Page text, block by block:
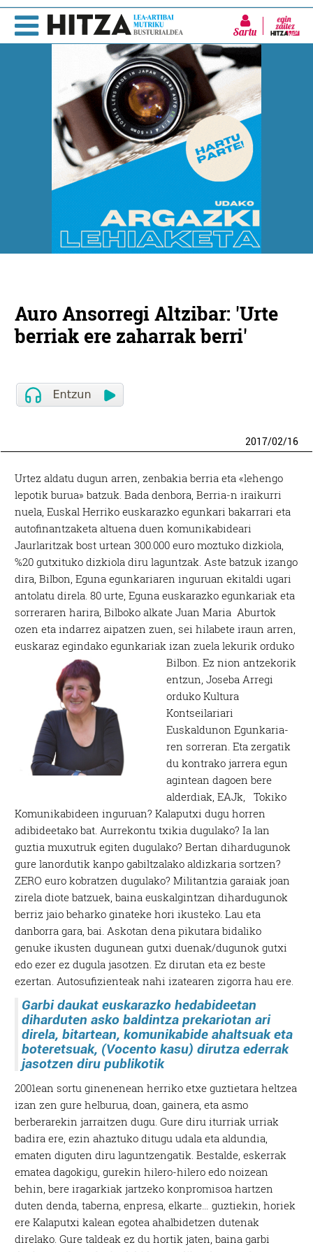
Sartu
Auro Ansorregi Altzibar: 'Urte
berriak ere zaharrak berri'
2017/02/16
Urtez aldatu dugun arren, zenbakia berria eta «lehengo
lepotik burua» batzuk. Bada denbora, Berria-n iraikurri
nuela, Euskal Herriko euskarazko egunkari bakarrari eta
autofinantzaketa altuena duen komunikabideari
Jaurlaritzak bost urtean 300.000 euro moztuko dizkiola,
%20 gutxituko dizkiola diru laguntzak. Aste batzuk izango
dira, Bilbon, Eguna egunkariaren inguruan ekitaldi ugari
antolatu direla. 80 urte, Eguna euskarazko egunkariak eta
sorreraren harira, Bilboko alkate Juan Maria Aburtok
ozen eta indarrez aipatzen zuen, sei hilabete iraun arren,
euskaraz egindako egunkariak izan zuela lekurik orduko
Bilbon.Ez nion antzekorik
entzun, Joseba Arregi
orduko Kultura
Kontseilariari
Euskaldunon Egunkaria-
ren sorreran. Eta zergatik
du kontrako jarrera egun
agintean dagoen bere
alderdiak, EAJk, Tokiko
Komunikabideen inguruan? Kalaputxi dugu horren
adibideetako bat. Aurrekontu txikia dugulako? Ia lan
guztia muxutruk egiten dugulako? Bertan dihardugunok
gure lanordutik kanpo gabiltzalako aldizkaria sortzen?
ZERO euro kobratzen dugulako? Militantzia garaiak joan
zirela diote batzuek, baina euskalgintzan dihardugunok
berriz jaio beharko ginateke hori ikusteko. Lau eta
danborra gara, bai. Askotan dena pikutara bidaliko
genuke ikusten dugunean gutxi duenak/dugunok gutxi
edo ezer ez dugula jasotzen. Ez dirutan eta ez beste
ezertan. Autosufizienteak nahi izatearen zigorra hau ere.
Garbi daukat euskarazko hedabideetan
diharduten asko baldintza prekariotan ari
direla, bitartean, komunikabide ahaltsuak eta
boteretsuak, (Vocento kasu) dirutza ederrak
jasotzen diru publikotik
2001ean sortu ginenenean herriko etxe guztietara heltzea
izan zen gure helburua, doan, gainera, eta asmo
berberarekin jarraitzen dugu. Gure diru iturriak urriak
badira ere, ezin ahaztuko ditugu udala eta aldundia,
ematen diguten diru laguntzengatik. Bestalde, eskerrak
ematea dagokigu, gurekin hilero-hilero edo noizean
behin, bere iragarkiak jartzeko konpromisoa hartzen
duten denda, taberna, enpresa, elkarte… guztiekin, horiek
ere Kalaputxi kalean egotea ahalbidetzen dutenak
direlako. Gure taldeak ez du hortik jaten, baina garbi